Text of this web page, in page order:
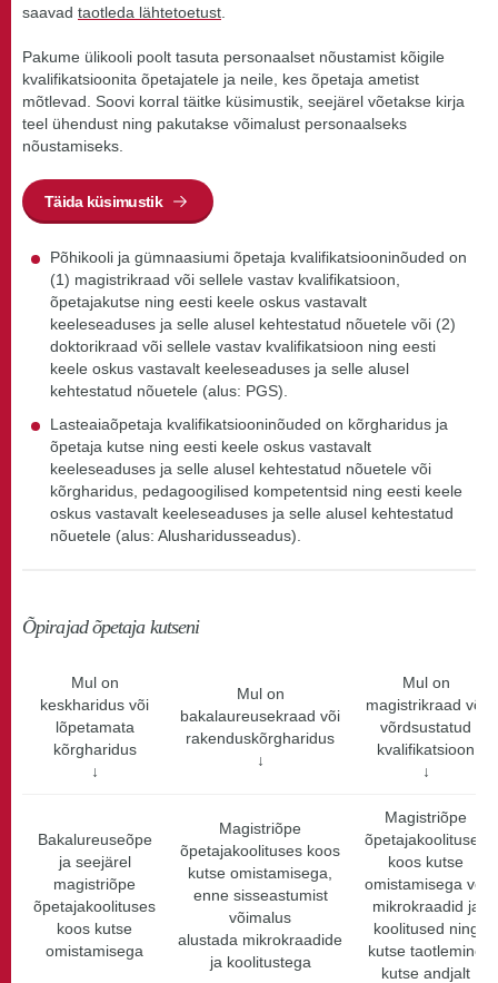
saavad taotleda lähtetoetust
Pakume ülikooli poolt tasuta personaalset nõustamist kõigile
kvalifikatsioonita õpetajatele ja neile, kes õpetaja ametist
mõtlevad. Soovi korral täitke küsimustik, seejärel võetakse kirja
teel ühendust ning pakutakse võimalust personaalseks
nõustamiseks.
Täida küsimustik
Põhikooli ja gümnaasiumi õpetaja kvalifikatsiooninõuded on
(1) magistrikraad või sellele vastav kvalifikatsioon,
õpetajakutse ning eesti keele oskus vastavalt
keeleseaduses ja selle alusel kehtestatud nõuetele või (2)
doktorikraad või sellele vastav kvalifikatsioon ning eesti
keele oskus vastavalt keeleseaduses ja selle alusel
kehtestatud nõuetele (alus: PGS).
Lasteaiaõpetaja kvalifikatsiooninõuded on kõrgharidus ja
õpetaja kutse ning eesti keele oskus vastavalt
keeleseaduses ja selle alusel kehtestatud nõuetele või
kõrgharidus, pedagoogilised kompetentsid ning eesti keele
oskus vastavalt keeleseaduses ja selle alusel kehtestatud
nõuetele (alus: Alusharidusseadus).
Õpirajad õpetaja kutseni
Mul on
keskharidus või
lõpetamata
kõrgharidus
↓
Mul on
bakalaureusekraad või
rakenduskõrgharidus
↓
Mul on
magistrikraad või
võrdsustatud
kvalifikatsioon
↓
Bakalureuseõpe
ja seejärel
magistriõpe
õpetajakoolituses
koos kutse
omistamisega
Magistriõpe
õpetajakoolituses koos
kutse omistamisega,
enne sisseastumist
võimalus
alustada mikrokraadide
ja koolitustega
Magistriõpe
õpetajakoolituses
koos kutse
omistamisega või
mikrokraadid ja
koolitused ning
kutse taotlemine
kutse andjalt